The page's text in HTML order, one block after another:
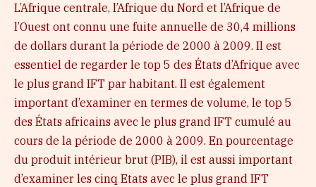
L’Afrique centrale, l’Afrique du Nord et l’Afrique de
l’Ouest ont connu une fuite annuelle de 30,4 millions
de dollars durant la période de 2000 à 2009. Il est
essentiel de regarder le top 5 des États d’Afrique avec
le plus grand IFT par habitant. Il est également
important d’examiner en termes de volume, le top 5
des États africains avec le plus grand IFT cumulé au
cours de la période de 2000 à 2009. En pourcentage
du produit intérieur brut (PIB), il est aussi important
d’examiner les cinq Etats avec le plus grand IFT